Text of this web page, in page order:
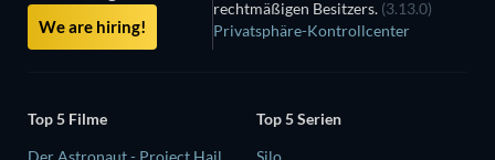
We are hiring!
rechtmäßigen Besitzers. (3.13.0)
Privatsphäre-Kontrollcenter
Top 5 Filme
Der Astronaut - Project Hail
Top 5 Serien
Silo